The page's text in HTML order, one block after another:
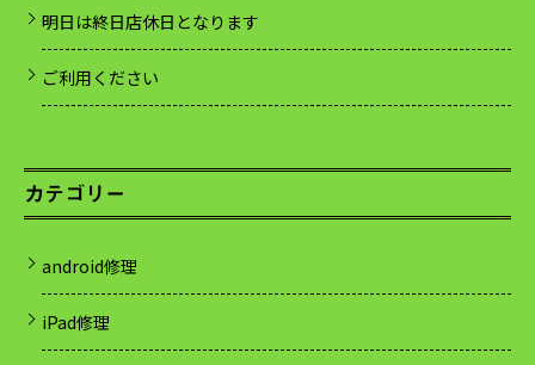
明日は終日店休日となります
ご利用ください
カテゴリー
android修理
iPad修理